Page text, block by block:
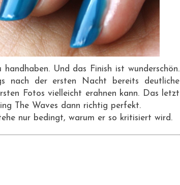
Und das Finish ist wunderschön.
nach der ersten Nacht bereits deutliche
Fotos vielleicht erahnen kann. Das letzt
The Waves dann richtig perfekt.
nur bedingt, warum er so kritisiert wird.